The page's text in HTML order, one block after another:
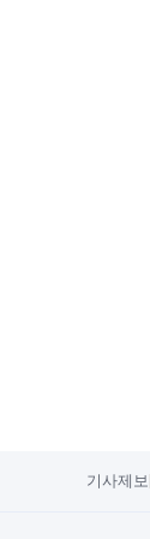
기사제보